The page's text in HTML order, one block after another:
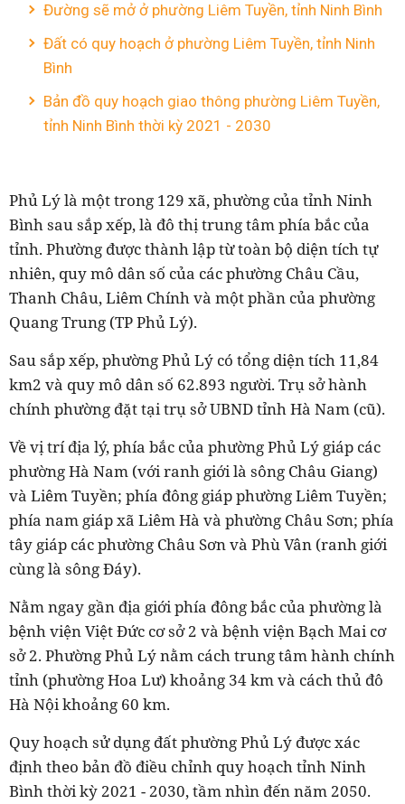
Đường sẽ mở ở phường Liêm Tuyền, tỉnh Ninh Bình
Đất có quy hoạch ở phường Liêm Tuyền, tỉnh Ninh
Bình
Bản đồ quy hoạch giao thông phường Liêm Tuyền,
tỉnh Ninh Bình thời kỳ 2021 - 2030
Phủ Lý là một trong 129 xã, phường của tỉnh Ninh
Bình sau sắp xếp, là đô thị trung tâm phía bắc của
tỉnh. Phường được thành lập từ toàn bộ diện tích tự
nhiên, quy mô dân số của các phường Châu Cầu,
Thanh Châu, Liêm Chính và một phần của phường
Quang Trung (TP Phủ Lý).
Sau sắp xếp, phường Phủ Lý có tổng diện tích 11,84
km2 và quy mô dân số 62.893 người. Trụ sở hành
chính phường đặt tại trụ sở UBND tỉnh Hà Nam (cũ).
Về vị trí địa lý, phía bắc của phường Phủ Lý giáp các
phường Hà Nam (với ranh giới là sông Châu Giang)
và Liêm Tuyền; phía đông giáp phường Liêm Tuyền;
phía nam giáp xã Liêm Hà và phường Châu Sơn; phía
tây giáp các phường Châu Sơn và Phù Vân (ranh giới
cùng là sông Đáy).
Nằm ngay gần địa giới phía đông bắc của phường là
bệnh viện Việt Đức cơ sở 2 và bệnh viện Bạch Mai cơ
sở 2. Phường Phủ Lý nằm cách trung tâm hành chính
tỉnh (phường Hoa Lư) khoảng 34 km và cách thủ đô
Hà Nội khoảng 60 km.
Quy hoạch sử dụng đất phường Phủ Lý được xác
định theo bản đồ điều chỉnh quy hoạch tỉnh Ninh
Bình thời kỳ 2021 - 2030, tầm nhìn đến năm 2050.